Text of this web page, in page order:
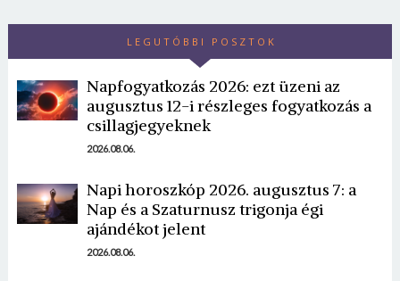
LEGUTÓBBI POSZTOK
Napfogyatkozás 2026: ezt üzeni az
augusztus 12-i részleges fogyatkozás a
csillagjegyeknek
2026.08.06.
Napi horoszkóp 2026. augusztus 7: a
Nap és a Szaturnusz trigonja égi
ajándékot jelent
2026.08.06.